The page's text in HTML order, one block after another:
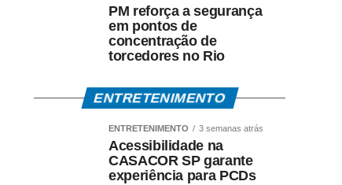
PM reforça a segurança
em pontos de
concentração de
torcedores no Rio
ENTRETENIMENTO
ENTRETENIMENTO 3 semanas atrás
Acessibilidade na
CASACOR SP garante
experiência para PCDs